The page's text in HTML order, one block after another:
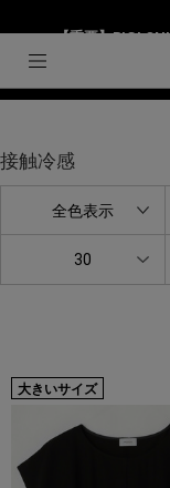
【重要】BIGI
接触冷感
接触冷感
全色表示
30
大きいサイズ